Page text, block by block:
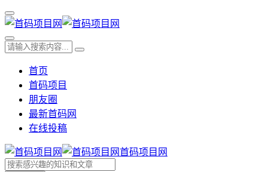
首页
首码项目
朋友圈
最新首码网
在线投稿
首码项目网